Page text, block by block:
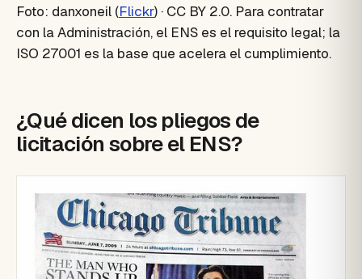
Foto: danxoneil (Flickr) · CC BY 2.0. Para contratar
con la Administración, el ENS es el requisito legal; la
ISO 27001 es la base que acelera el cumplimiento.
¿Qué dicen los pliegos de
licitación sobre el ENS?